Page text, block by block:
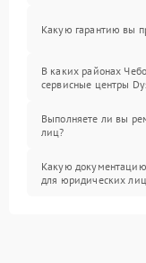
Какую гарантию вы
В каких районах
сервисные центры
Выполняете ли вы
лиц?
Какую
для юридических